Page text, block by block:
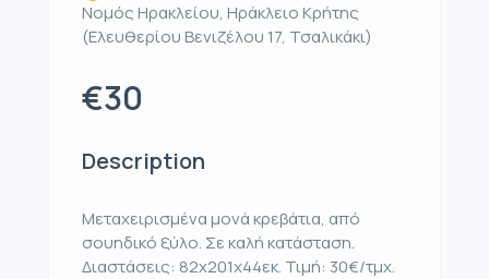
Νομός Ηρακλείου, Ηράκλειο Κρήτης
(Ελευθερίου Βενιζέλου 17, Τσαλικάκι)
€30
Description
Μεταχειρισμένα μονά κρεβάτια, από
σουηδικό ξύλο. Σε καλή κατάσταση.
Διαστάσεις: 82x201x44εκ. Τιμή: 30€/τμχ.